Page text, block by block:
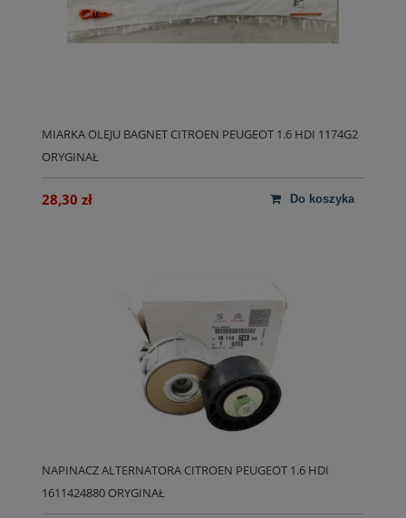
MIARKA OLEJU BAGNET CITROEN PEUGEOT 1.6 HDI 1174G2
ORYGINAŁ
28,30 zł do koszyka
NAPINACZ ALTERNATORA CITROEN PEUGEOT 1.6 HDI
1611424880 ORYGINAŁ